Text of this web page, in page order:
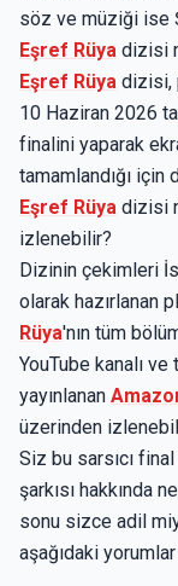
söz ve müziği ise
Eşref Rüya dizisi
Eşref Rüya dizisi,
10 Haziran 2026
finalini yaparak
tamamlandığı
Eşref Rüya dizisi
izlenebilir?
Dizinin çekimleri
olarak hazırlanan
Rüya'nın tüm
YouTube kanalı
yayınlanan
üzerinden
Siz bu sarsıcı
şarkısı hakkında
sonu sizce adil
aşağıdaki